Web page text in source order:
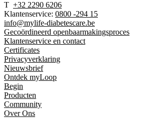
T +32 2290 6206
Klantenservice: 0800 -294 15
info@mylife-diabetescare.be
Gecoördineerd openbaarmakingsproces
Klantenservice en contact
Certificates
Privacyverklaring
Nieuwsbrief
Ontdek myLoop
Begin
Producten
Community
Over Ons